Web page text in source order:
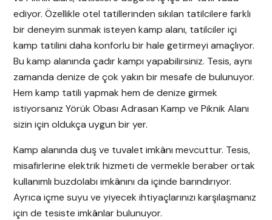
ediyor. Özellikle otel tatillerinden sıkılan tatilcilere farklı
bir deneyim sunmak isteyen kamp alanı, tatilciler içi
kamp tatilini daha konforlu bir hale getirmeyi amaçlıyor.
Bu kamp alanında çadır kampı yapabilirsiniz. Tesis, aynı
zamanda denize de çok yakın bir mesafe de bulunuyor.
Hem kamp tatili yapmak hem de denize girmek
istiyorsanız Yörük Obası Adrasan Kamp ve Piknik Alanı
sizin için oldukça uygun bir yer.
Kamp alanında duş ve tuvalet imkânı mevcuttur. Tesis,
misafirlerine elektrik hizmeti de vermekle beraber ortak
kullanımlı buzdolabı imkânını da içinde barındırıyor.
Ayrıca içme suyu ve yiyecek ihtiyaçlarınızı karşılaşmanız
için de tesiste imkânlar bulunuyor.